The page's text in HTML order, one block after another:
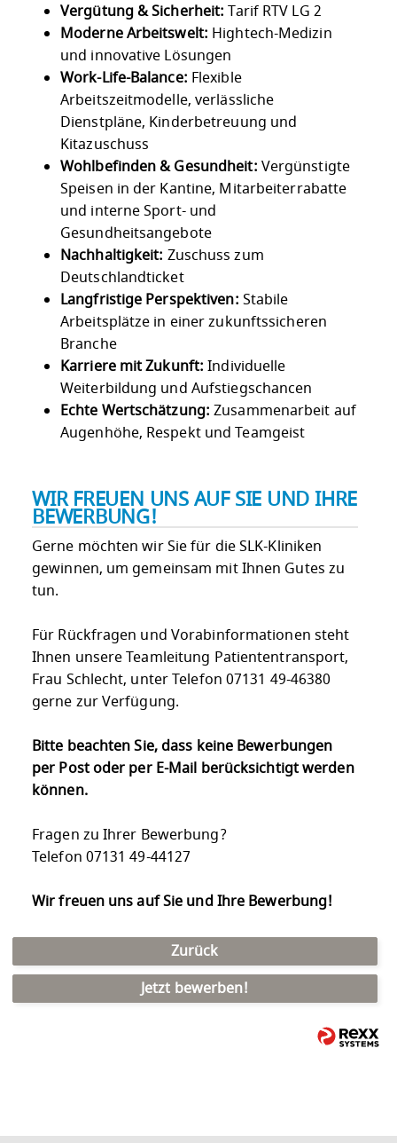
Vergütung & Sicherheit: Tarif RTV LG 2
Moderne Arbeitswelt: Hightech-Medizin
und innovative Lösungen
Work-Life-Balance: Flexible
Arbeitszeitmodelle, verlässliche
Dienstpläne, Kinderbetreuung und
Kitazuschuss
Wohlbefinden & Gesundheit: Vergünstigte
Speisen in der Kantine, Mitarbeiterrabatte
und interne Sport- und
Gesundheitsangebote
Nachhaltigkeit: Zuschuss zum
Deutschlandticket
Langfristige Perspektiven: Stabile
Arbeitsplätze in einer zukunftssicheren
Branche
Karriere mit Zukunft: Individuelle
Weiterbildung und Aufstiegschancen
Echte Wertschätzung: Zusammenarbeit auf
Augenhöhe, Respekt und Teamgeist
WIR FREUEN UNS AUF SIE UND IHRE
BEWERBUNG!
Gerne möchten wir Sie für die SLK-Kliniken
gewinnen, um gemeinsam mit Ihnen Gutes zu
tun.
Für Rückfragen und Vorabinformationen steht
Ihnen unsere Teamleitung Patiententransport,
Frau Schlecht, unter Telefon 07131 49-46380
gerne zur Verfügung.
Bitte beachten Sie, dass keine Bewerbungen
per Post oder per E-Mail berücksichtigt werden
können.
Fragen zu Ihrer Bewerbung?
Telefon 07131 49-44127
Wir freuen uns auf Sie und Ihre Bewerbung!
Zurück
Jetzt bewerben!